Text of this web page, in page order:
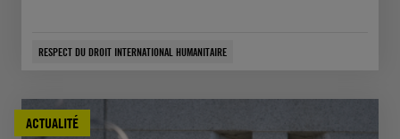
RESPECT DU DROIT INTERNATIONAL HUMANITAIRE
ACTUALITÉ